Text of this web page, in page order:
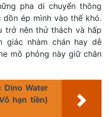
pha di chuyển thông
ép mình vào thế khó.
trở nên thử thách và hấp
giác nhàm chán hay dễ
mô phỏng này giữ chân
Dino Water
hạn tiền)